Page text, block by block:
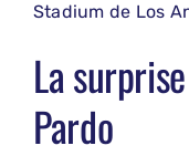
Stadium de Los
La
Pardo